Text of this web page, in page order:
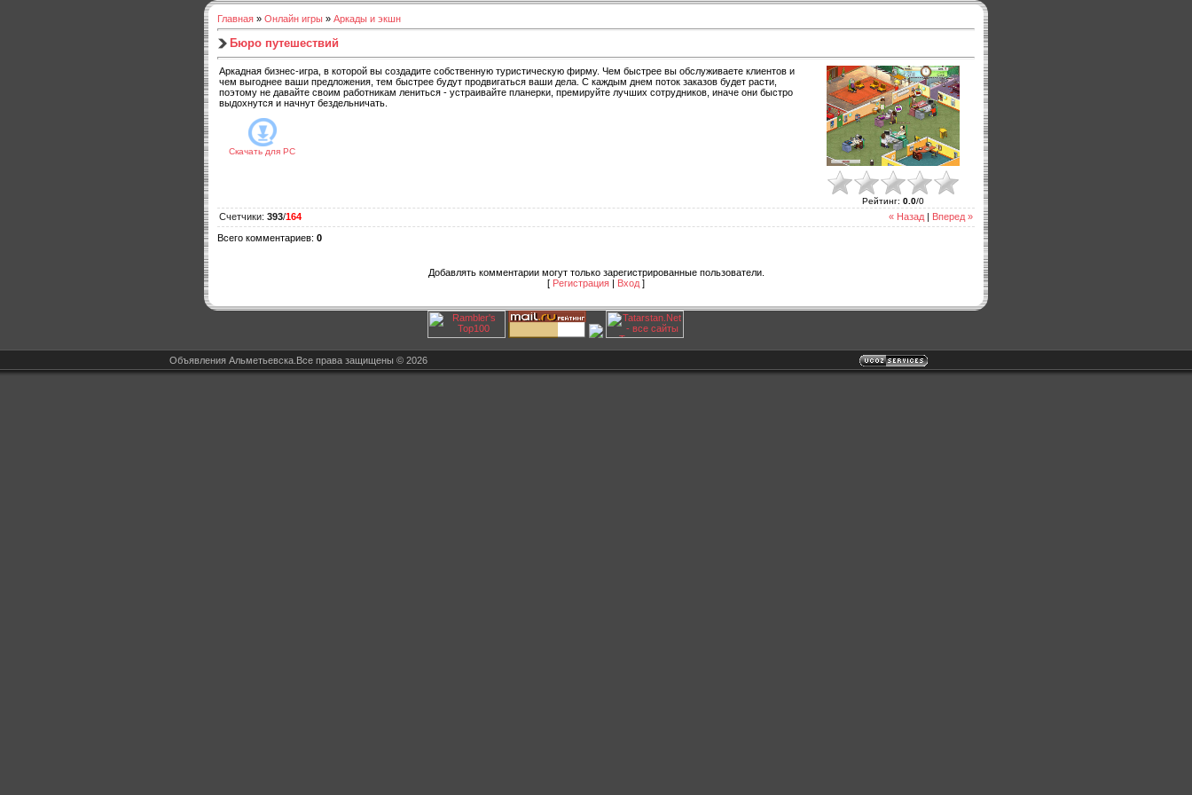
Главная » Онлайн игры » Аркады и экшн
Бюро путешествий
Аркадная бизнес-игра, в которой вы создадите собственную туристическую фирму. Чем быстрее вы обслуживаете клиентов и
чем выгоднее ваши предложения, тем быстрее будут продвигаться ваши дела. С каждым днем поток заказов будет расти,
поэтому не давайте своим работникам лениться - устраивайте планерки, премируйте лучших сотрудников, иначе они быстро
выдохнутся и начнут бездельничать.
Скачать для PC
Рейтинг: 0.0/0
« Назад Вперед »
Счетчики: 393/164
Всего комментариев: 0
Добавлять комментарии могут только зарегистрированные пользователи.
[ Регистрация Вход ]
Объявления Альметьевска.Все права защищены © 2026